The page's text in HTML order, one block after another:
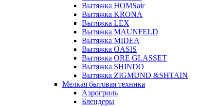
Вытяжка HOMSair
Вытяжка KRONA
Вытяжка LEX
Вытяжка MAUNFELD
Вытяжка MIDEA
Вытяжка OASIS
Вытяжка ORE GLASSET
Вытяжка SHINDO
Вытяжка ZIGMUND &SHTAIN
Мелкая бытовая техника
Аэрогриль
Блендеры